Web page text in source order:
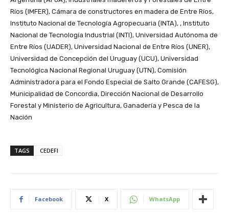
Ríos (IMFER), Cámara de constructores en madera de Entre Ríos,
Instituto Nacional de Tecnología Agropecuaria (INTA), , Instituto
Nacional de Tecnología Industrial (INTI), Universidad Autónoma de
Entre Ríos (UADER), Universidad Nacional de Entre Ríos (UNER),
Universidad de Concepción del Uruguay (UCU), Universidad
Tecnológica Nacional Regional Uruguay (UTN), Comisión
Administradora para el Fondo Especial de Salto Grande (CAFESG),
Municipalidad de Concordia, Dirección Nacional de Desarrollo
Forestal y Ministerio de Agricultura, Ganadería y Pesca de la
Nación
TAGS CEDEFI
Facebook X WhatsApp